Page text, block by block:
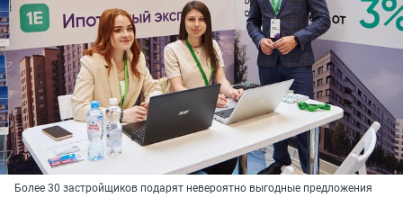
Более 30 застройщиков подарят невероятно выгодные предложения